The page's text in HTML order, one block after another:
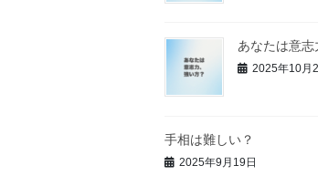
あなたは意志
2025年10月
手相は難しい？
2025年9月19日